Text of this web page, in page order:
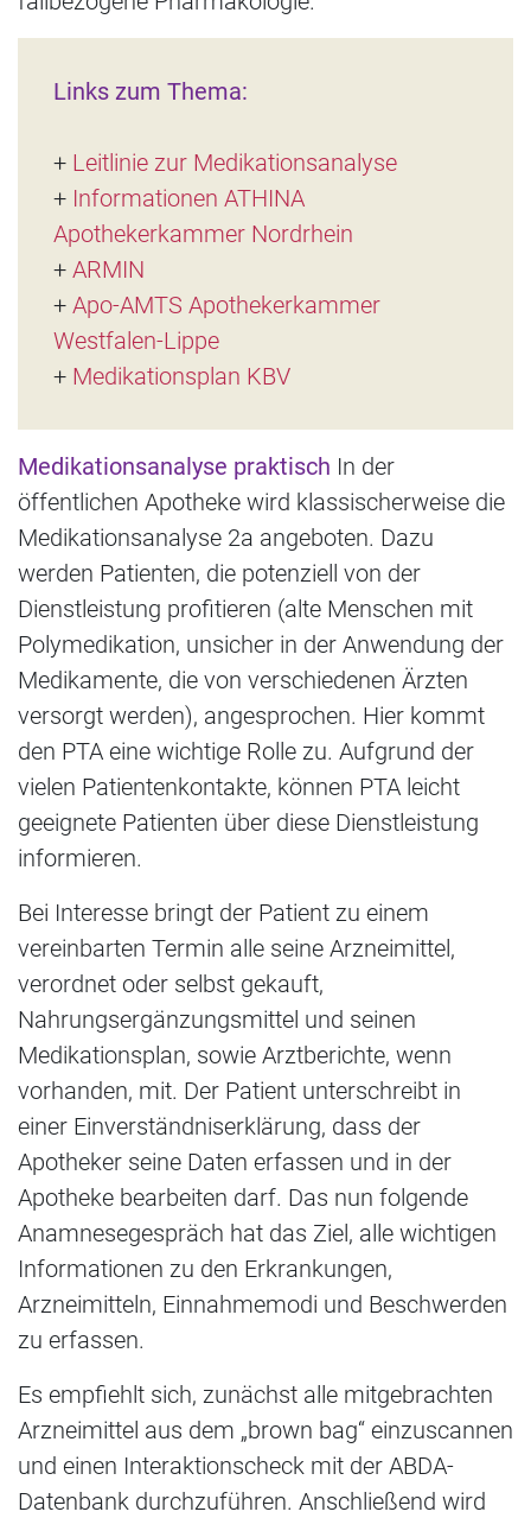
Links zum Thema:
+ Leitlinie zur Medikationsanalyse
+ Informationen ATHINA
Apothekerkammer Nordrhein
+ ARMIN
+ Apo-AMTS Apothekerkammer
Westfalen-Lippe
+ Medikationsplan KBV
Medikationsanalyse praktisch In der
öffentlichen Apotheke wird klassischerweise die
Medikationsanalyse 2a angeboten. Dazu
werden Patienten, die potenziell von der
Dienstleistung profitieren (alte Menschen mit
Polymedikation, unsicher in der Anwendung der
Medikamente, die von verschiedenen Ärzten
versorgt werden), angesprochen. Hier kommt
den PTA eine wichtige Rolle zu. Aufgrund der
vielen Patientenkontakte, können PTA leicht
geeignete Patienten über diese Dienstleistung
informieren.
Bei Interesse bringt der Patient zu einem
vereinbarten Termin alle seine Arzneimittel,
verordnet oder selbst gekauft,
Nahrungsergänzungsmittel und seinen
Medikationsplan, sowie Arztberichte, wenn
vorhanden, mit. Der Patient unterschreibt in
einer Einverständniserklärung, dass der
Apotheker seine Daten erfassen und in der
Apotheke bearbeiten darf. Das nun folgende
Anamnesegespräch hat das Ziel, alle wichtigen
Informationen zu den Erkrankungen,
Arzneimitteln, Einnahmemodi und Beschwerden
zu erfassen.
Es empfiehlt sich, zunächst alle mitgebrachten
Arzneimittel aus dem „brown bag“ einzuscannen
und einen Interaktionscheck mit der ABDA-
Datenbank durchzuführen. Anschließend wird